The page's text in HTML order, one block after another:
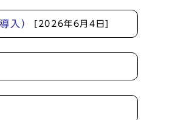
入） [2026年6月4日]